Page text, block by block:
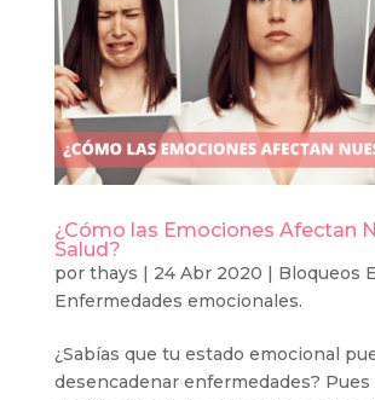
¿Cómo las Emociones Afectan
Salud?
por thays | 24 Abr 2020 | Bloqueos
Enfermedades emocionales.
¿Sabías que tu estado emocional
desencadenar enfermedades? Pues